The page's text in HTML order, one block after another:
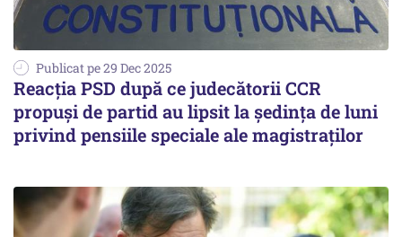
Publicat pe 29 Dec 2025
Reacția PSD după ce judecătorii CCR
propuși de partid au lipsit la ședința de luni
privind pensiile speciale ale magistraților